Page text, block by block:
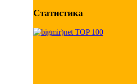
Статистика